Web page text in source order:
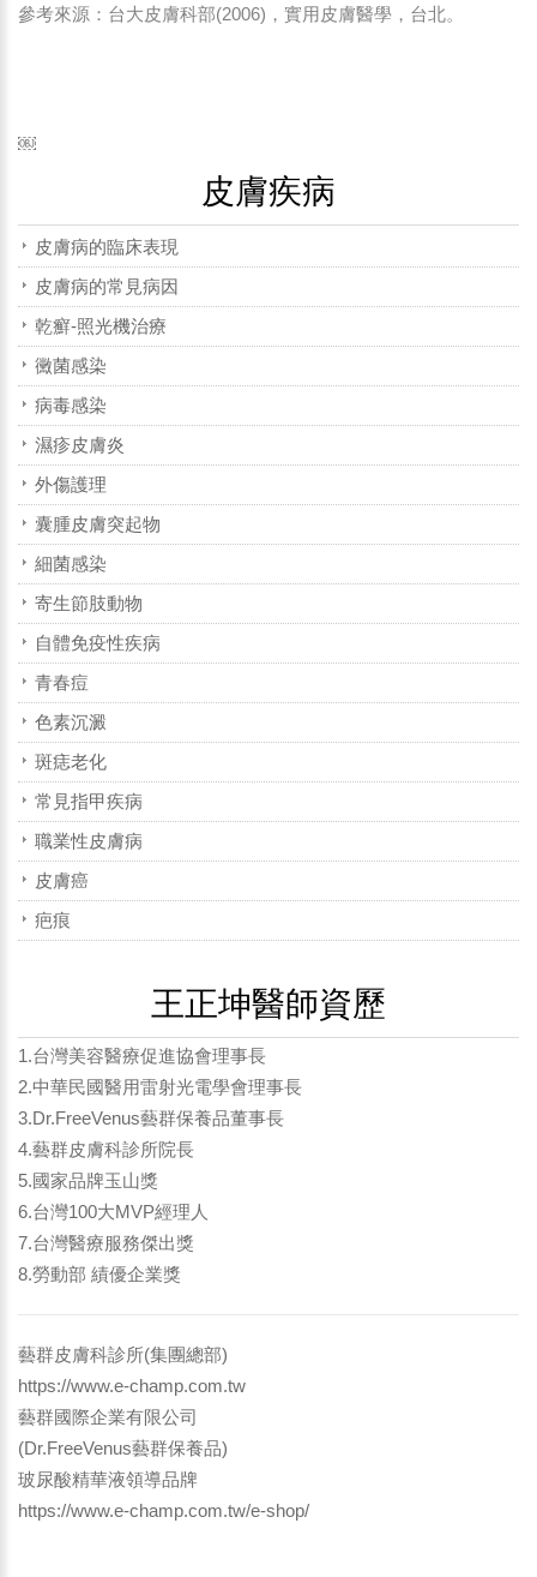
參考來源：台大皮膚科部(2006)，實用皮膚醫學，台北。
￼
皮膚疾病
皮膚病的臨床表現
皮膚病的常見病因
乾癬-照光機治療
黴菌感染
病毒感染
濕疹皮膚炎
外傷護理
囊腫皮膚突起物
細菌感染
寄生節肢動物
自體免疫性疾病
青春痘
色素沉澱
斑痣老化
常見指甲疾病
職業性皮膚病
皮膚癌
疤痕
王正坤醫師資歷
1.台灣美容醫療促進協會理事長
2.中華民國醫用雷射光電學會理事長
3.Dr.FreeVenus藝群保養品董事長
4.藝群皮膚科診所院長
5.國家品牌玉山獎
6.台灣100大MVP經理人
7.台灣醫療服務傑出獎
8.勞動部 績優企業獎
藝群皮膚科診所(集團總部)
https://www.e-champ.com.tw
藝群國際企業有限公司
(Dr.FreeVenus藝群保養品)
玻尿酸精華液領導品牌
https://www.e-champ.com.tw/e-shop/